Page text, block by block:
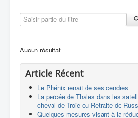
Aviation Commerciale
Europespace
Drones
Saisir partie du titre
Aucun résultat
Article Récent
Le Phénix renait de ses cendres
La percée de Thales dans les
cheval de Troie ou Retraite de
Quelques mesures visant à la